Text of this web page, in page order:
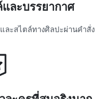
ละบรรยากาศ
ละสไตล์ทางศิลปะผ่านคำสั่ง